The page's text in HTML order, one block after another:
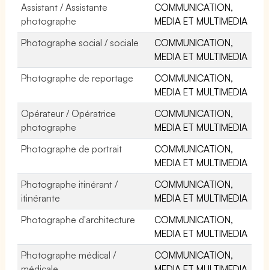
Assistant / Assistante
photographe
COMMUNICATION,
MEDIA ET MULTIMEDIA
Photographe social / sociale
COMMUNICATION,
MEDIA ET MULTIMEDIA
Photographe de reportage
COMMUNICATION,
MEDIA ET MULTIMEDIA
Opérateur / Opératrice
photographe
COMMUNICATION,
MEDIA ET MULTIMEDIA
Photographe de portrait
COMMUNICATION,
MEDIA ET MULTIMEDIA
Photographe itinérant /
itinérante
COMMUNICATION,
MEDIA ET MULTIMEDIA
Photographe d'architecture
COMMUNICATION,
MEDIA ET MULTIMEDIA
Photographe médical /
COMMUNICATION,